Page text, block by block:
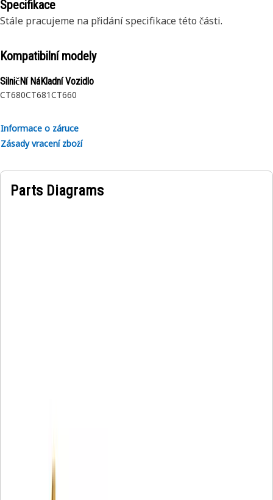
Specifikace
Stále pracujeme na přidání specifikace této části.
Kompatibilní modely
SilničNí NáKladní Vozidlo
CT680CT681CT660
Informace o záruce
Zásady vracení zboží
Parts Diagrams